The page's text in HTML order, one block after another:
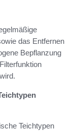
das Entfernen
Bepflanzung
Teichtypen